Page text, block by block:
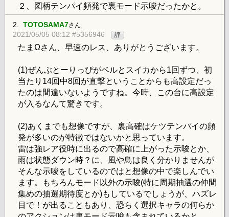
２、図柄テンパイ頻発で裏モード示唆だったかと。
2. TOTOSAMA7さん
2021/05/05 08:12 #5356946 評
たまΩさん、早速のレス、ありがとうございます。
(1)ぜんぶとーりっぴがベルとスイカから1回ずつ、初
当たり14回中8回が直撃ということからも高設定だっ
たのは間違いないようですね。今時、この台に高設定
が入るなんて驚きです。
(2)あくまでも想像ですが、裏高確はケツテンパイの頻
発が多いのが特徴ではないかと思っています。
雷は強レア役時に出るので高確に上がった示唆とか、
雨は状態ダウン時？に、風や鳥は良く分かりませんが
そんな示唆をしているのではと想像の中で楽しんでい
ます。もちろんモード以外の示唆(特に周期抽選の仲間
集めの抽選期待度とか)もしているでしょうが、ハズレ
目で！が出ることもあり、恐らく選択キャラの何らか